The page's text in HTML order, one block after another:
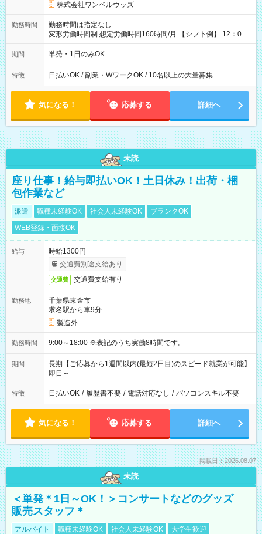
株式会社ワンベルウッズ
勤務時間
勤務時間は指定なし
変形労働時間制 想定労働時間160時間/月 【シフト例】 12：00
～22：00
期間 単発・1日のみOK
特徴 日払いOK / 副業・WワークOK / 10名以上の大量募集
気になる！ 応募する 詳細へ
未読
座り仕事！給与即払いOK！土日休み！出荷・梱
包作業など
派遣 職種未経験OK 社会人未経験OK
ブランクOK
WEB登録・面接OK
給与
時給1300円
交通費別途支給あり
交通費 交通費支給有り
勤務地
千葉県東金市
求名駅から車9分
製造外
勤務時間 9:00～18:00 ※表記のうち実働8時間です。
期間
長期【ご応募から1週間以内(最短2日目)のスピード就業が可能】
即日～
特徴 日払いOK / 履歴書不要 / 電話対応なし / パソコンスキル不要
気になる！ 応募する 詳細へ
掲載日：2026.08.07
未読
＜単発＊1日～OK！＞コンサートなどのグッズ
販売スタッフ＊
アルバイト 職種未経験OK 社会人未経験OK
大学生歓迎